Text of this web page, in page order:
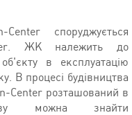
споруджується
ЖК належить до
в експлуатацію
В процесі будівництва
Center розташований в
можна знайти